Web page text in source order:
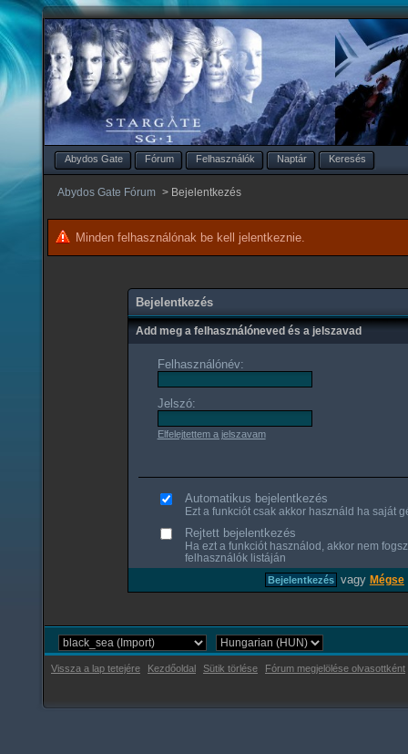
Abydos Gate Fórum Felhasználók Naptár Keresés
Abydos Gate Fórum > Bejelentkezés
Minden felhasználónak be kell jelentkeznie.
Bejelentkezés
Add meg a felhasználóneved és a jelszavad
Felhasználónév:
Jelszó:
Elfelejtettem a jelszavam
Automatikus bejelentkezés
Ezt a funkciót csak akkor használd ha saját
Rejtett bejelentkezés
Ha ezt a funkciót használod, akkor nem
felhasználók listáján
vagy Mégse
Vissza a lap tetejére Kezdőoldal Sütik törlése Fórum megjelölése olvasottként